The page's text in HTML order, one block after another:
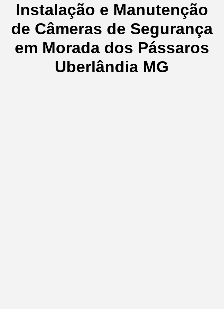
Instalação e Manutenção
de Câmeras de Segurança
em Morada dos Pássaros
Uberlândia MG